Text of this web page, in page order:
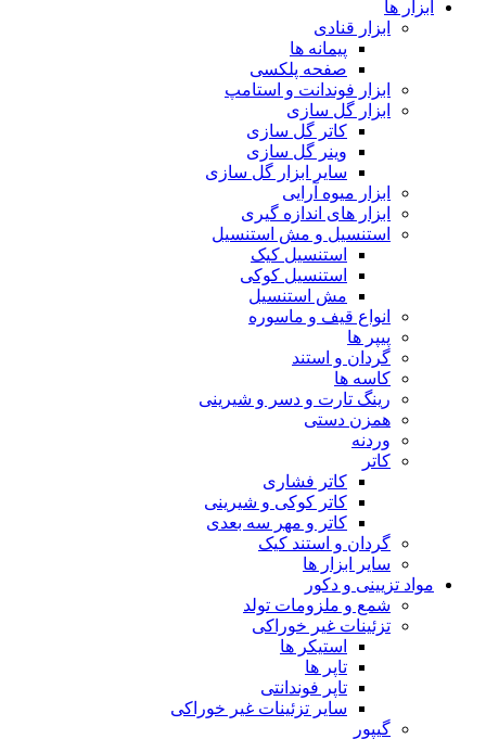
ابزار ها
ابزار قنادی
پیمانه ها
صفحه پلکسی
ابزار فوندانت و استامپ
ابزار گل سازی
کاتر گل سازی
وینر گل سازی
سایر ابزار گل سازی
ابزار میوه آرایی
ابزار های اندازه گیری
استنسیل و مش استنسیل
استنسیل کیک
استنسیل کوکی
مش استنسیل
انواع قیف و ماسوره
پیپر ها
گردان و استند
کاسه ها
رینگ تارت و دسر و شیرینی
همزن دستی
وردنه
کاتر
کاتر فشاری
کاتر کوکی و شیرینی
کاتر و مهر سه بعدی
گردان و استند کیک
سایر ابزار ها
مواد تزیینی و دکور
شمع و ملزومات تولد
تزئینات غیر خوراکی
استیکر ها
تاپر ها
تاپر فوندانتی
سایر تزئینات غیر خوراکی
گیپور